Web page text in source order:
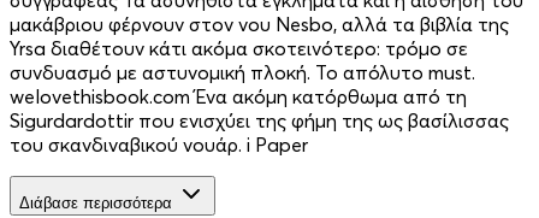
μακάβριου φέρνουν στον νου Nesbo, αλλά τα βιβλία της
Yrsa διαθέτουν κάτι ακόμα σκοτεινότερο: τρόμο σε
συνδυασμό με αστυνομική πλοκή. Το απόλυτο must.
welovethisbook.com Ένα ακόμη κατόρθωμα από τη
Sigurdardottir που ενισχύει της φήμη της ως βασίλισσας
του σκανδιναβικού νουάρ. i Paper
Διάβασε περισσότερα